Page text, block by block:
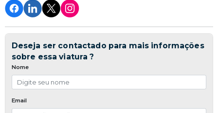
Deseja ser contactado para mais informações
sobre essa viatura ?
Nome
Email